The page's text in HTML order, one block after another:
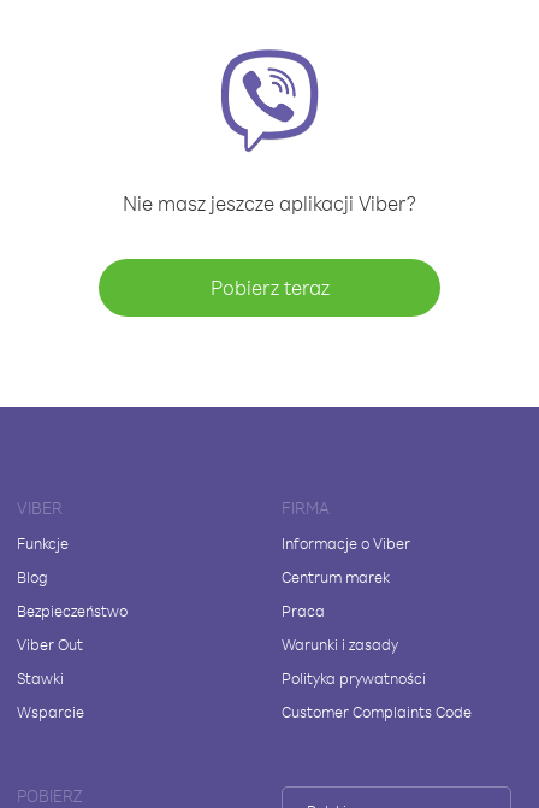
Nie masz jeszcze aplikacji Viber?
Pobierz teraz
VIBER
Funkcje
Blog
Bezpieczeństwo
Viber Out
Stawki
Wsparcie
FIRMA
Informacje o Viber
Centrum marek
Praca
Warunki i zasady
Polityka prywatności
Customer Complaints Code
POBIERZ